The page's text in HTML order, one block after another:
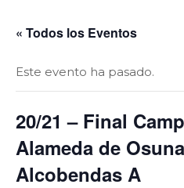
« Todos los Eventos
Este evento ha pasado.
20/21 – Final
Alameda de
Alcobendas A